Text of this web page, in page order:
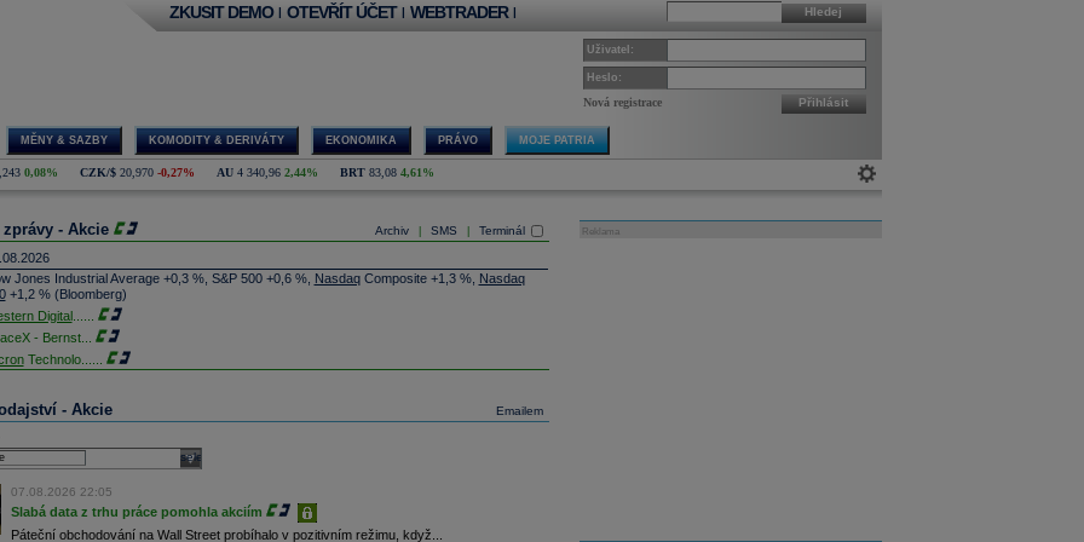
Hledej
ZKUSIT DEMO | OTEVŘÍT ÚČET | WEBTRADER |
Uživatel:
Heslo:
Nová registrace Přihlásit
MĚNY & SAZBY KOMODITY & DERIVÁTY EKONOMIKA PRÁVO MOJE PATRIA
0,08% CZK/$ 20,970 -0,27% AU 4 340,96 2,44% BRT 83,08 4,61%
Archiv SMS Terminál
zprávy - Akcie
Jones Industrial Average +0,3 %, S&P 500 +0,6 %, NasdaqComposite +1,3 %, Nasdaq
+1,2 % (Bloomberg)
Digital......
- Bernst...
Technolo......
obchodů s akciemi na pražské burze za dnešní den je 0,831 mld. Kč. Průměrný objem
za poslední rok je 0,665 mld. Kč.
výroby balistických střel ATACMS ve spolupráci s americkou firmou
dobu potrvá. Agentuře Reuters to řekl generální ředitel německé zbrojovky
Papperger. Společná výroba s Lockheedem v Německu by podle něj mohla pomoci
arzenál Spojeným státům, které mají zvýšenou spotřebu střel kvůli válce s Íránem
Emailem
- Akcie
select
07.08.2026 22:05
Slabá data z trhu práce pomohla akciím
Páteční obchodování na Wall Street probíhalo v pozitivním režimu, když...
Reklama